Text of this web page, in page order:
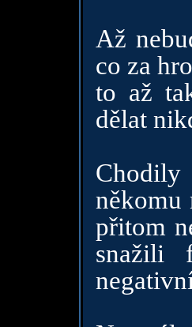
Až
co za
to až
dělat
někomu
přitom
snažili